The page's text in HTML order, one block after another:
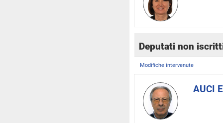
Deputati non
Modifiche intervenute
AUCI